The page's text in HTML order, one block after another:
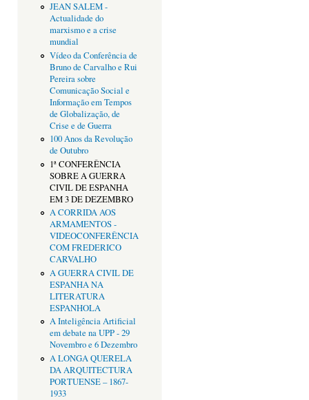
JEAN SALEM -
Actualidade do
marxismo e a crise
mundial
Vídeo da Conferência de
Bruno de Carvalho e Rui
Pereira sobre
Comunicação Social e
Informação em Tempos
de Globalização, de
Crise e de Guerra
100 Anos da Revolução
de Outubro
1ª CONFERÊNCIA
SOBRE A GUERRA
CIVIL DE ESPANHA
EM 3 DE DEZEMBRO
A CORRIDA AOS
ARMAMENTOS -
VIDEOCONFERÊNCIA
COM FREDERICO
CARVALHO
A GUERRA CIVIL DE
ESPANHA NA
LITERATURA
ESPANHOLA
A Inteligência Artificial
em debate na UPP - 29
Novembro e 6 Dezembro
A LONGA QUERELA
DA ARQUITECTURA
PORTUENSE – 1867-
1933